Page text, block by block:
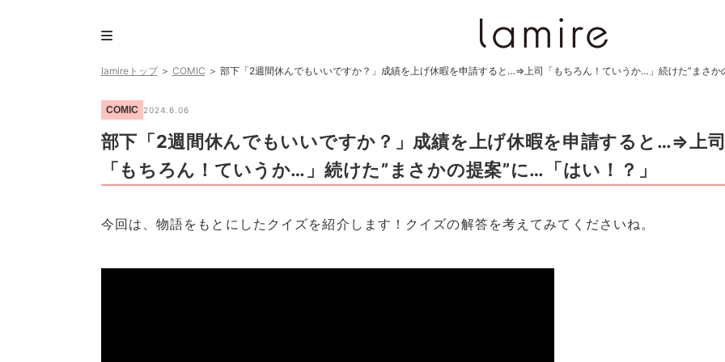
lamireトップ＞ COMIC ＞ 部下「2週間休んでもいいですか？」成績を上げ休暇を申請すると…⇒上司「もちろん！ていうか…」続けた”まさか
COMIC 2024.6.06
部下「2週間休んでもいいですか？」成績を上げ休暇を申請すると…⇒上
「もちろん！ていうか…」続けた”まさかの提案”に…「はい！？」
今回は、物語をもとにしたクイズを紹介します！クイズの解答を考えてみてくださいね。